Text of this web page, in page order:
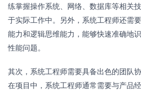
练掌握操作系统、网络、数据库等相关
于实际工作中。另外，系统工程师还需
能力和逻辑思维能力，能够快速准确地
性能问题。
其次，系统工程师需要具备出色的团队
在项目中，系统工程师通常需要与产品